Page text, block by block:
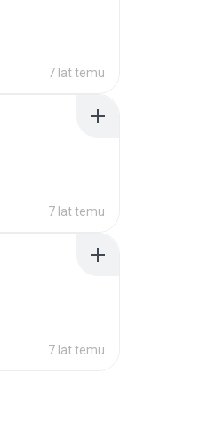
7 lat temu
7 lat temu
7 lat temu